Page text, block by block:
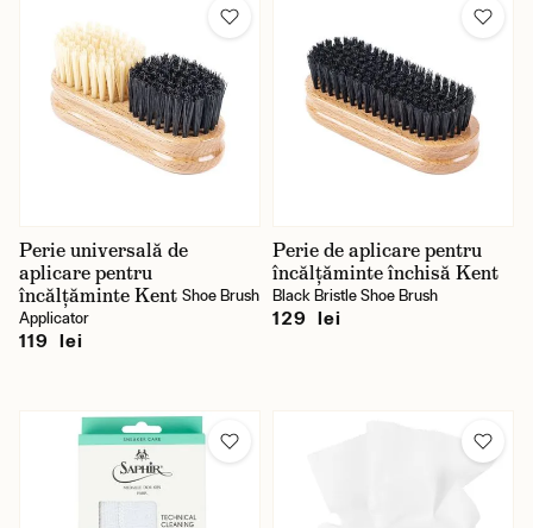
Perie universală de
aplicare pentru
încălțăminte Kent Shoe Brush
Applicator
119 lei
Perie de aplicare pentru
încălțăminte închisă Kent
Black Bristle Shoe Brush
129 lei